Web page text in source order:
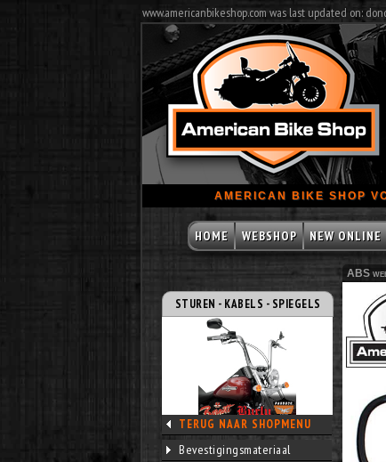
www.americanbikeshop.com was last updated on:
AMERICAN BIKE SHOP
HOME WEBSHOP NEW ONLINE
STUREN - KABELS - SPIEGELS
TERUG NAAR SHOPMENU
Bevestigingsmateriaal
ABS